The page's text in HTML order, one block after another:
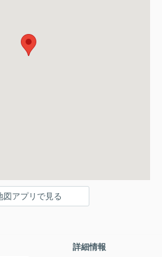
図アプリで見る
詳細情報